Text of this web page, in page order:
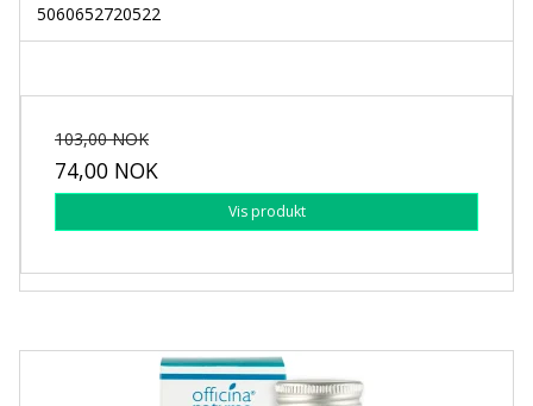
5060652720522
103,00 NOK
74,00 NOK
Vis produkt